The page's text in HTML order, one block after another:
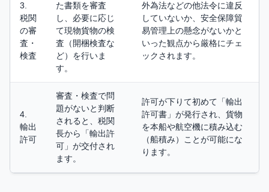
3.
税関
の審
査・
検査
た書類を審査
し、必要に応じ
て現物貨物の検
査（開梱検査な
ど）を行いま
す。
外為法などの他法令に違反
していないか、安全保障貿
易管理上の懸念がないかと
いった観点から厳格にチェ
ックされます。
4.
輸出
許可
審査・検査で問
題がないと判断
されると、税関
長から「輸出許
可」が交付され
ます。
許可が下りて初めて「輸出
許可書」が発行され、貨物
を本船や航空機に積み込む
（船積み）ことが可能にな
ります。